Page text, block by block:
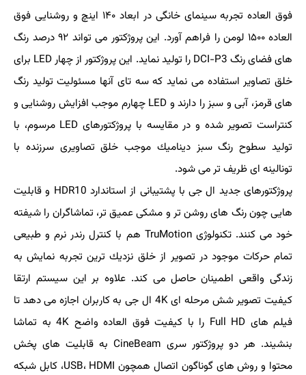
فوق العاده تجربه سینمای خانگی در ابعاد ۱۴۰ اینچ و روشنایی فوق
العاده ۱۵۰۰ لومن را فراهم آورد. این پروژكتور می تواند ۹۲ درصد رنگ
های فضای رنگ DCI-P3 را تولید نماید. این پروژكتور از چهار LED برای
خلق تصاویر استفاده می نماید كه سه تای آنها مسئولیت تولید رنگ
های قرمز، آبی و سبز را دارند و LED چهارم موجب افزایش روشنایی و
كنتراست تصویر شده و در مقایسه با پروژكتورهای LED مرسوم، با
تولید سطوح رنگ سبز دینامیك موجب خلق تصاویری سرزنده با
تونالینه ای ظریف تر می شود.
پروژكتورهای جدید ال جی با پشتیبانی از استاندارد HDR10 و قابلیت
هایی چون رنگ های روشن تر و مشكی عمیق تر، تماشاگران را شیفته
خود می كنند. تكنولوژی TruMotion هم با كنترل رندر نرم و طبیعی
تمام حركات موجود در تصویر از خلق نزدیك ترین تجربه نمایش به
زندگی واقعی اطمینان حاصل می كند. علاوه بر این سیستم ارتقا
كیفیت تصویر شش مرحله ای 4K ال جی به كاربران اجازه می دهد تا
فیلم های Full HD را با كیفیت فوق العاده واضح 4K به تماشا
بنشیند. هر دو پروژكتور سری CineBeam به قابلیت های پخش
محتوا و روش های گوناگون اتصال همچون USB، HDMI، كابل شبكه